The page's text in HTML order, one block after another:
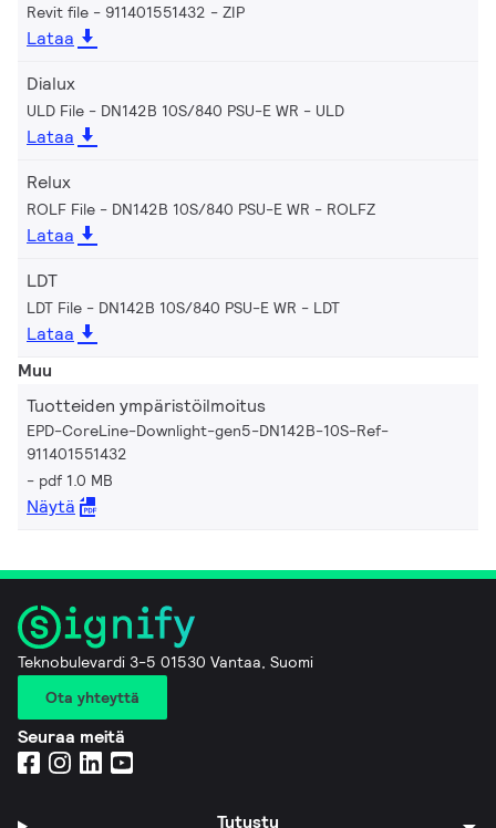
Revit file - 911401551432 ZIP
Lataa
Dialux
ULD File - DN142B 10S/840 PSU-E WR ULD
Lataa
Relux
ROLF File - DN142B 10S/840 PSU-E WR ROLFZ
Lataa
LDT
LDT File - DN142B 10S/840 PSU-E WR LDT
Lataa
Muu
Tuotteiden ympäristöilmoitus
EPD-CoreLine-Downlight-gen5-DN142B-10S-Ref-
911401551432
pdf 1.0 MB
Näytä
Teknobulevardi 3-5 01530 Vantaa, Suomi
Ota yhteyttä
Seuraa meitä
Tutustu